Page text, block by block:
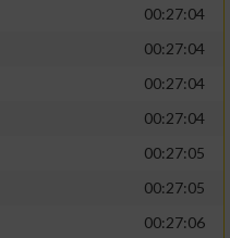
00:27:04
00:27:04
00:27:04
00:27:04
00:27:05
00:27:05
00:27:06